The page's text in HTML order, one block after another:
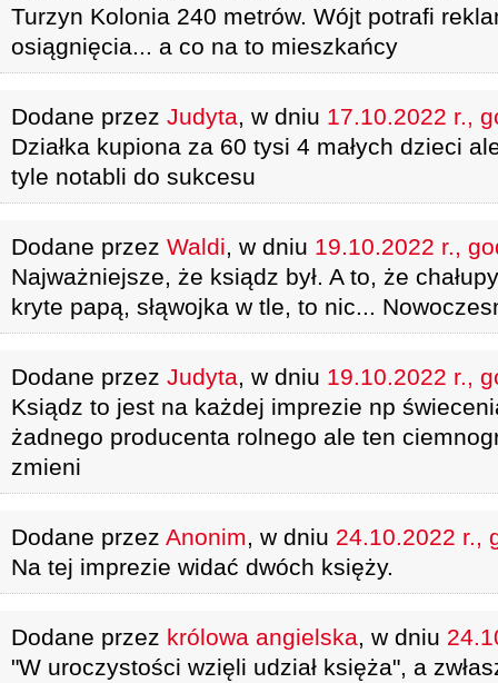
Turzyn Kolonia 240 metrów. Wójt potrafi
osiągnięcia... a co na to mieszkańcy
Dodane przez Judyta, w dniu 17.10.2022 r.,
Działka kupiona za 60 tysi 4 małych dzieci
tyle notabli do sukcesu
Dodane przez Waldi, w dniu 19.10.2022 r.,
Najważniejsze, że ksiądz był. A to, że
kryte papą, słąwojka w tle, to nic...
Dodane przez Judyta, w dniu 19.10.2022 r.,
Ksiądz to jest na każdej imprezie np
żadnego producenta rolnego ale ten
zmieni
Dodane przez Anonim, w dniu 24.10.2022 r.,
Na tej imprezie widać dwóch księży.
Dodane przez królowa angielska, w dniu
"W uroczystości wzięli udział księża", a